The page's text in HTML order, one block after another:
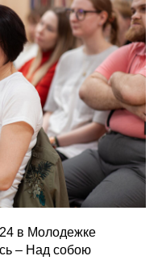
в Молодежке
– Над собою